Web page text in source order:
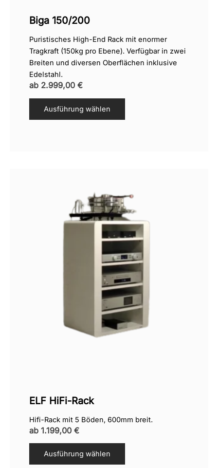
Biga 150/200
Puristisches High-End Rack mit enormer
Tragkraft (150kg pro Ebene). Verfügbar in zwei
Breiten und diversen Oberflächen inklusive
Edelstahl.
ab 2.999,00 €
Ausführung wählen
ELF HiFi-Rack
Hifi-Rack mit 5 Böden, 600mm breit.
ab 1.199,00 €
Ausführung wählen